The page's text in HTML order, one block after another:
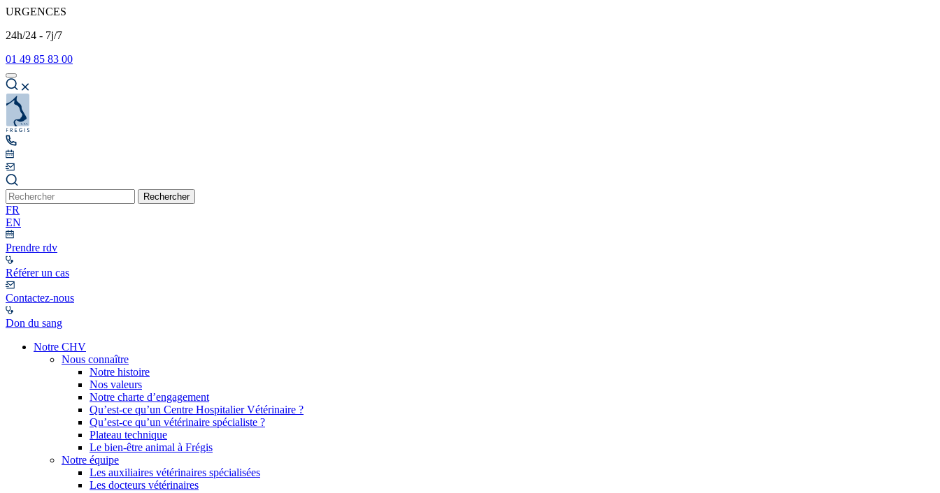
URGENCES
24h/24 - 7j/7
01 49 85 83 00
Rechercher
FR
EN
Prendre rdv
Référer un cas
Contactez-nous
Don du sang
Notre CHV
Nous connaître
Notre histoire
Nos valeurs
Notre charte d’engagement
Qu’est-ce qu’un Centre Hospitalier Vétérinaire ?
Qu’est-ce qu’un vétérinaire spécialiste ?
Plateau technique
Le bien-être animal à Frégis
Notre équipe
Les auxiliaires vétérinaires spécialisées
Les docteurs vétérinaires